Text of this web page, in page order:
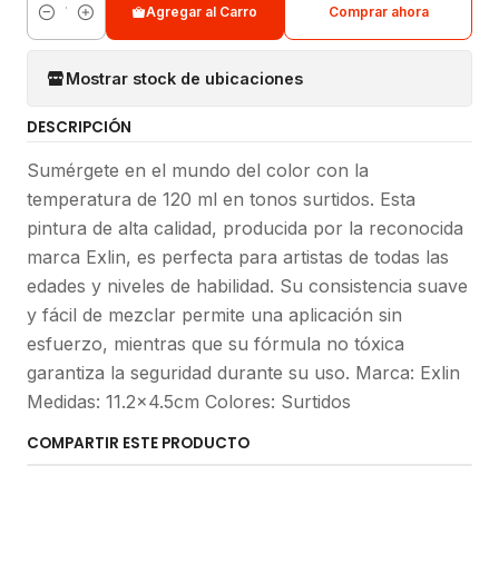
Cantidad
Agregar al Carro Comprar ahora
Mostrar stock de ubicaciones
DESCRIPCIÓN
Sumérgete en el mundo del color con la
temperatura de 120 ml en tonos surtidos. Esta
pintura de alta calidad, producida por la reconocida
marca Exlin, es perfecta para artistas de todas las
edades y niveles de habilidad. Su consistencia suave
y fácil de mezclar permite una aplicación sin
esfuerzo, mientras que su fórmula no tóxica
garantiza la seguridad durante su uso. Marca: Exlin
Medidas: 11.2x4.5cm Colores: Surtidos
COMPARTIR ESTE PRODUCTO